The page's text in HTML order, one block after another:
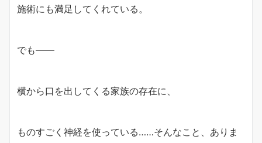
施術にも満足してくれている。
でも――
横から口を出してくる家族の存在に、
ものすごく神経を使っている……そんなこと、ありま